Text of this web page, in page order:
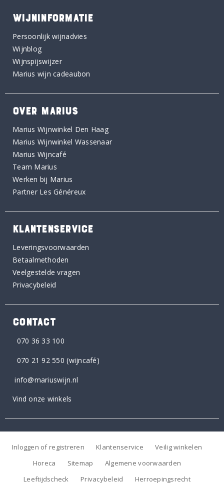
WIJNINFORMATIE
Persoonlijk wijnadvies
Wijnblog
Wijnspijswijzer
Marius wijn cadeaubon
OVER MARIUS
Marius Wijnwinkel Den Haag
Marius Wijnwinkel Wassenaar
Marius Wijncafé
Team Marius
Werken bij Marius
Partner Les Généreux
KLANTENSERVICE
Leveringsvoorwaarden
Betaalmethoden
Veelgestelde vragen
Privacybeleid
CONTACT
070 36 33 100
070 21 92 550 (wijncafé)
info@mariuswijn.nl
Vind onze winkels
Inloggen of registreren Klantenservice
Veilig winkelen
Horeca
Sitemap
Algemene voorwaarden
Leeftijdscheck
Privacybeleid Herroepingsrecht